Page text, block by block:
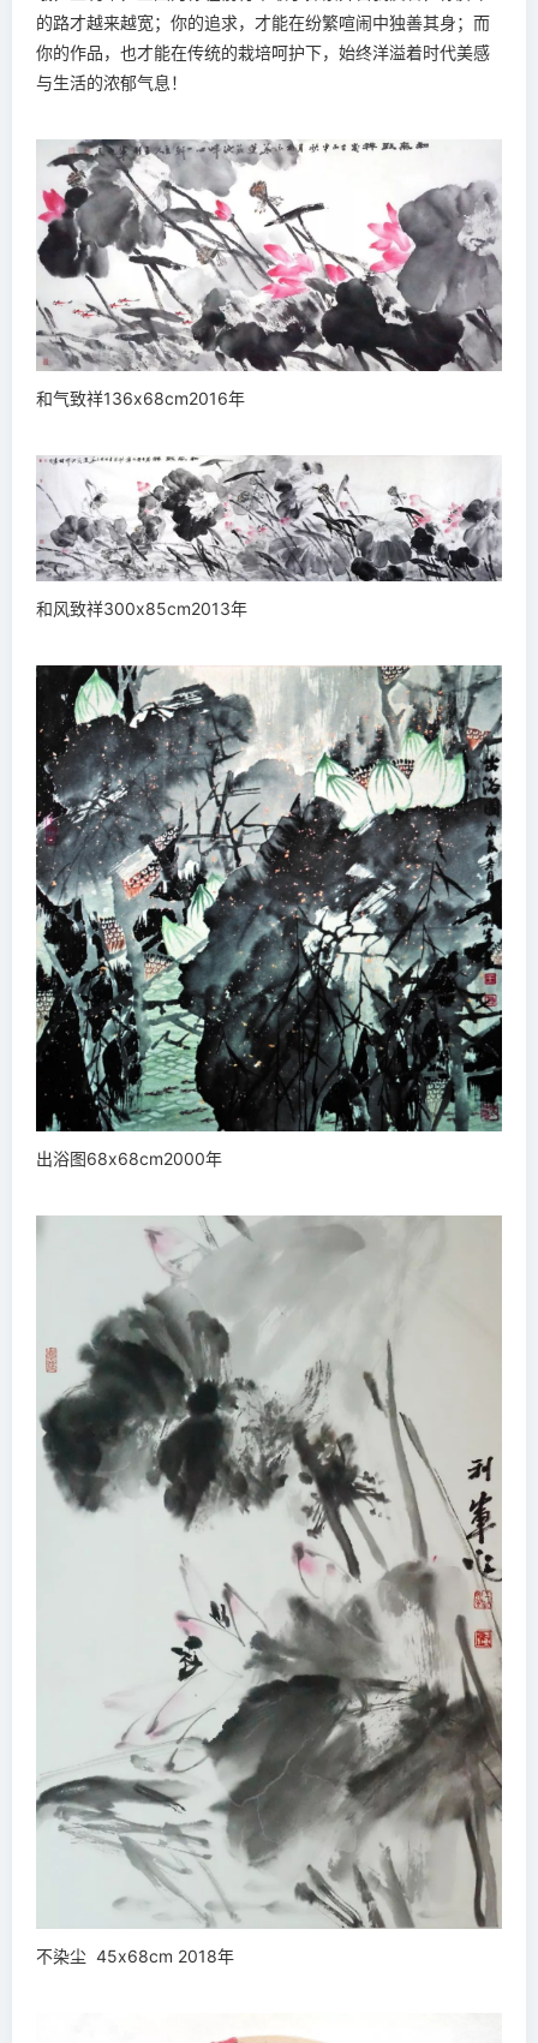
的路才越来越宽；你的追求，才能在纷繁喧闹中独善其身；而
你的作品，也才能在传统的栽培呵护下，始终洋溢着时代美感
与生活的浓郁气息！
和气致祥136x68cm2016年
和风致祥300x85cm2013年
出浴图68x68cm2000年
不染尘 45x68cm 2018年